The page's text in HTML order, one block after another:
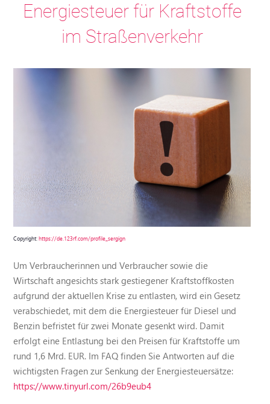
Energiesteuer für Kraftstoffe
im Straßenverkehr
Copyright:https://de.123rf.com/profile_sergign
Um Verbraucherinnen und Verbraucher sowie die
Wirtschaft angesichts stark gestiegener Kraftstoffkosten
aufgrund der aktuellen Krise zu entlasten, wird ein Gesetz
verabschiedet, mit dem die Energiesteuer für Diesel und
Benzin befristet für zwei Monate gesenkt wird. Damit
erfolgt eine Entlastung bei den Preisen für Kraftstoffe um
rund 1,6 Mrd. EUR. Im FAQ finden Sie Antworten auf die
wichtigsten Fragen zur Senkung der Energiesteuersätze:
https://www.tinyurl.com/26b9eub4